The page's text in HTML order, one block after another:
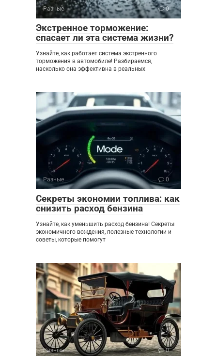
Разные 0
Экстренное торможение:
спасает ли эта система жизни?
Узнайте, как работает система экстренного
торможения в автомобиле! Разбираемся,
насколько она эффективна в реальных
Разные 0
Секреты экономии топлива: как
снизить расход бензина
Узнайте, как уменьшить расход бензина! Секреты
экономичного вождения, полезные технологии и
советы, которые помогут
Разные 0